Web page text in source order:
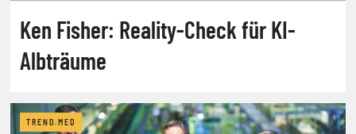
Ken Fisher: Reality-Check für KI-
Albträume
TREND.MED